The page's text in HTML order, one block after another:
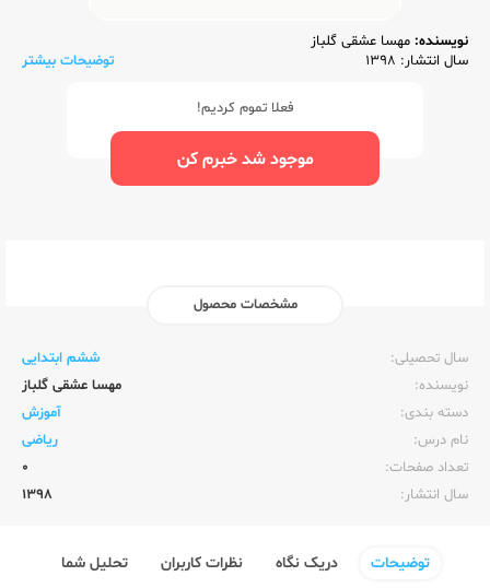
نویسنده: مهسا عشقی گلباز
سال انتشار: 1398
توضیحات بیشتر
فعلا تموم کردیم!
موجود شد خبرم کن
مشخصات محصول
سال تحصیلی:‌
ششم ابتدایی
نویسنده:‌
مهسا عشقی گلباز
دسته بندی:
آموزش
نام درس:
ریاضی
تعداد صفحات:‌
0
سال انتشار:‌
1398
توضیحات دریک نگاه نظرات کاربران تحلیل شما